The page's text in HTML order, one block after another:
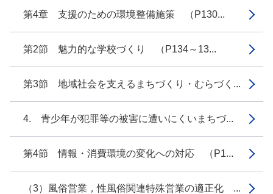
第4章 支援のための環境整備施策 （P130...
第2節 魅力的な学校づくり （P134～13...
第3節 地域社会を支えるまちづくり・むらづく...
4. 青少年が犯罪等の被害に遭いにくいまちづ...
第4節 情報・消費環境の変化への対応 （P1...
（3）風俗営業，性風俗関連特殊営業の適正化 ...